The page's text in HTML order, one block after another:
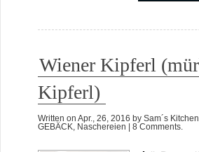
Wiener Kipferl
Kipferl)
Written on Apr., 26, 2016 by Sam´s Kitchen
GEBÄCK, Naschereien | 8 Comments.